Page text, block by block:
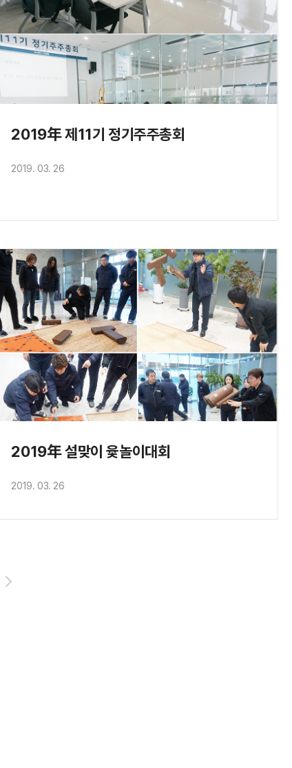
2019年 제11기 정기주주총회
2019. 03. 26
2019年 설맞이 윷놀이대회
2019. 03. 26